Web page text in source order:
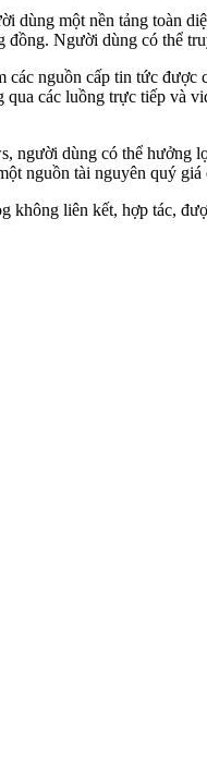
dùng một nền tảng toàn
đồng. Người dùng có thể
nguồn cấp tin tức
qua các luồng trực tiếp và
người dùng có thể hưởng
nguồn tài nguyên quý
không liên kết, hợp tác,